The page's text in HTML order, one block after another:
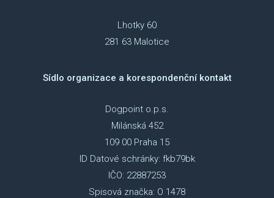
Lhotky 60
281 63 Malotice
Sídlo organizace a korespondenční kontakt
Dogpoint o.p.s.
Milánská 452
109 00 Praha 15
ID Datové schránky: fkb79bk
IČO: 22887253
Spisová značka: O 1478